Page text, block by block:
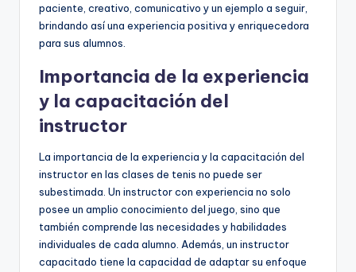
paciente, creativo, comunicativo y un ejemplo a seguir,
brindando así una experiencia positiva y enriquecedora
para sus alumnos.
Importancia de la experiencia
y la capacitación del
instructor
La importancia de la experiencia y la capacitación del
instructor en las clases de tenis no puede ser
subestimada. Un instructor con experiencia no solo
posee un amplio conocimiento del juego, sino que
también comprende las necesidades y habilidades
individuales de cada alumno. Además, un instructor
capacitado tiene la capacidad de adaptar su enfoque